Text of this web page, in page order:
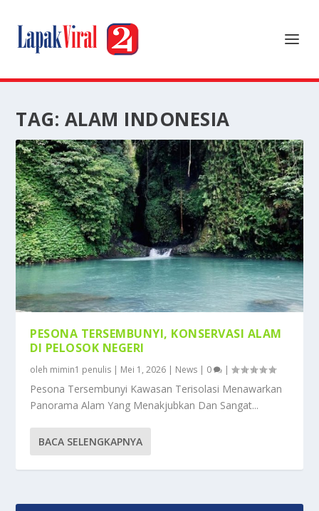
TAG: ALAM INDONESIA
PESONA TERSEMBUNYI, KONSERVASI ALAM
DI PELOSOK NEGERI
oleh mimin1 penulis | Mei 1, 2026 | News | 0 |
Pesona Tersembunyi Kawasan Terisolasi Menawarkan
Panorama Alam Yang Menakjubkan Dan Sangat...
BACA SELENGKAPNYA